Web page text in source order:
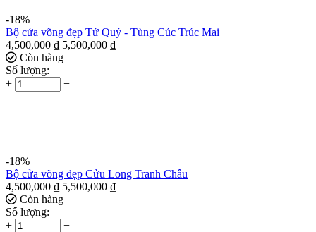
-18%
Bộ cửa võng đẹp Tứ Quý - Tùng Cúc Trúc Mai
4,500,000 ₫ 5,500,000 ₫
Còn hàng
Số lượng:
+
−
-18%
Bộ cửa võng đẹp Cửu Long Tranh Châu
4,500,000 ₫ 5,500,000 ₫
Còn hàng
Số lượng:
+
−